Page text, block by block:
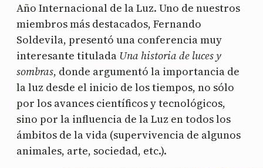
Año Internacional de la Luz. Uno de nuestros
miembros más destacados, Fernando
Soldevila, presentó una conferencia muy
interesante titulada Una historia de luces y
sombras, donde argumentó la importancia de
la luz desde el inicio de los tiempos, no sólo
por los avances científicos y tecnológicos,
sino por la influencia de la Luz en todos los
ámbitos de la vida (supervivencia de algunos
animales, arte, sociedad, etc.).